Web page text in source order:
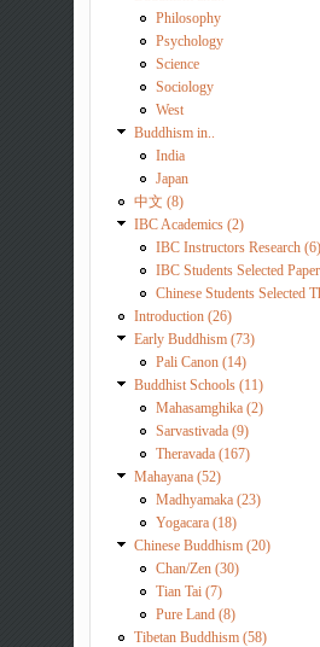
Philosophy
Psychology
Science
Sociology
West
Buddhism in..
India
Japan
中文 (8)
IBC Academics (2)
IBC Instructors Research (6)
IBC Students Selected
Chinese Students Selected
Introduction (26)
Early Buddhism (73)
Pali Canon (14)
Buddhist Schools (11)
Mahasamghika (2)
Sarvastivada (9)
Theravada (167)
Mahayana (52)
Madhyamaka (23)
Yogacara (18)
Chinese Buddhism (20)
Chan/Zen (30)
Tian Tai (7)
Pure Land (8)
Tibetan Buddhism (58)